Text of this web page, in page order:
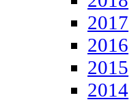
2017
2016
2015
2014